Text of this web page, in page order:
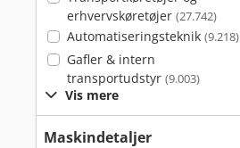
erhvervskøretøjer (27.742)
Automatiseringsteknik (9.218)
Gafler & intern
transportudstyr (9.003)
Vis mere
Maskindetaljer